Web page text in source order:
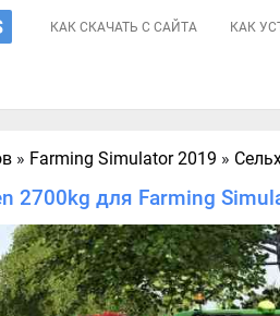
КАК СКАЧАТЬ С САЙТА КАК
» Farming Simulator 2019 »
2700kg для Farming